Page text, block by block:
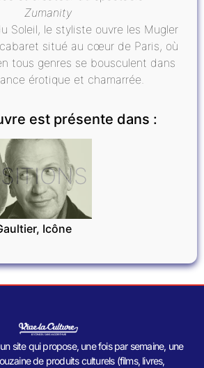
Zumanity
Soleil, le styliste ouvre les Mugler
cabaret situé au cœur de Paris, où
tous genres se bousculent dans
érotique et chamarrée.
est présente dans :
Icône
site qui propose, une fois par semaine, une
de produits culturels (films, livres,